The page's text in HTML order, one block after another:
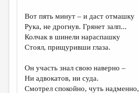
КНИЖНАЯ ПОЛКА
ОБЗОР ЛИТЕРАТУРЫ
СТРАНИЦЫ ПАМЯТИ
ОБЪЯВЛЕНИЯ
КОЛОНКА РЕДАКТОРА
Вот пять минут – и даст отмашку
Рука, не дрогнув. Грянет залп...
Колчак в шинели нараспашку
Стоял, прищуривши глаза.
Он участь знал свою наверно –
Ни адвокатов, ни суда.
Смотрел спокойно, чуть надменно,